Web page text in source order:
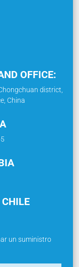
OFFICE:
district,
China
un suministro